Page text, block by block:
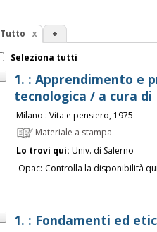
Tutto +
Seleziona tutti
1. : Apprendimento e
tecnologica / a cura di
Milano : Vita e pensiero, 1975
Materiale a stampa
Lo trovi qui: Univ. di Salerno
Opac: Controlla la disponibilità
1. : Fondamenti ed